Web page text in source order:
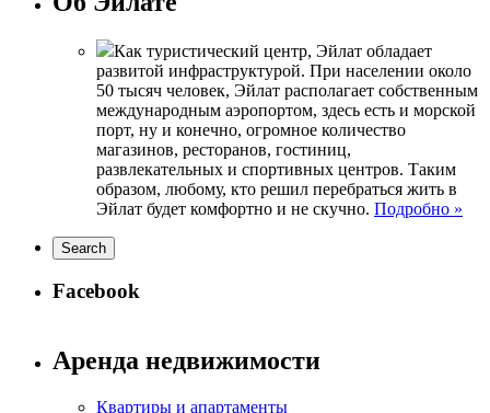
Как туристический центр, Эйлат обладает
развитой инфраструктурой. При населении около
50 тысяч человек, Эйлат располагает собственным
международным аэропортом, здесь есть и морской
порт, ну и конечно, огромное количество
магазинов, ресторанов, гостиниц,
развлекательных и спортивных центров. Таким
образом, любому, кто решил перебраться жить в
Эйлат будет комфортно и не скучно. Подробно »
Facebook
Аренда недвижимости
Квартиры и апартаменты